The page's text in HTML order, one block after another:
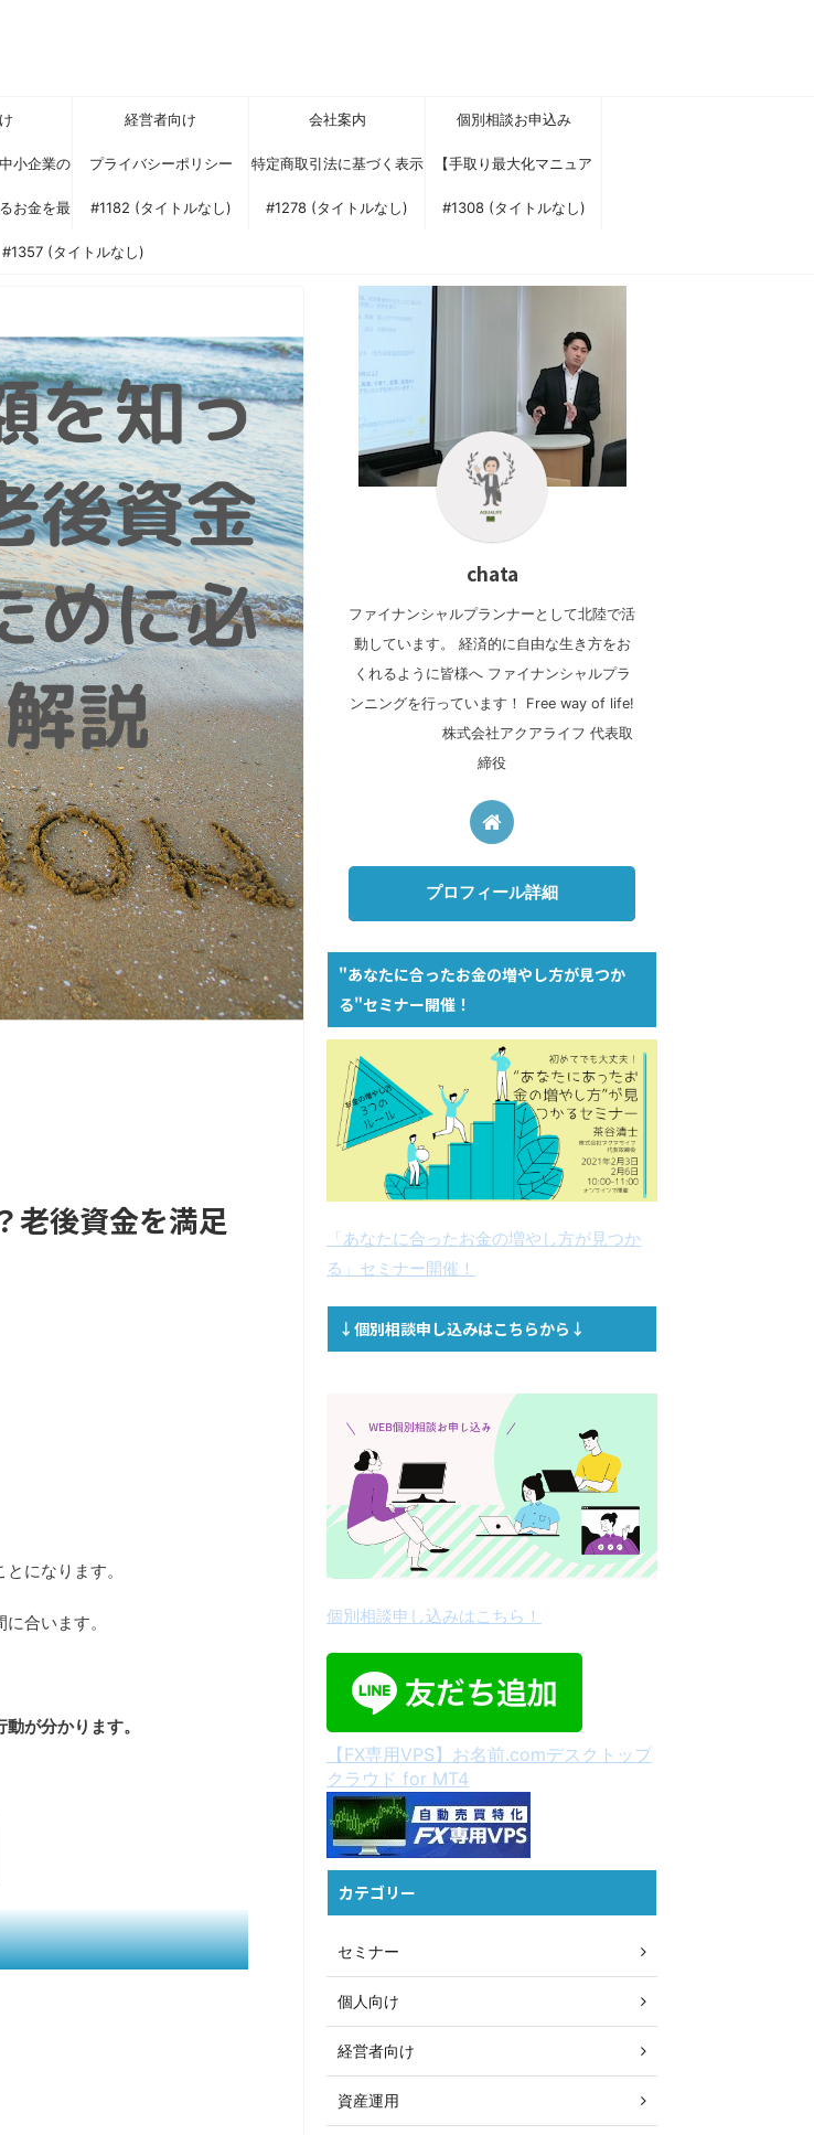
経営者向け 会社案内 個別相談お申込み
小企業の プライバシーポリシー 特定商取引法に基づく表示 【手取り最大化マニュア
ル】に興味をお持ちいただ
お金を最
セミナー
#1182 (タイトルなし) #1278 (タイトルなし) #1308 (タイトルなし)
#1357 (タイトルなし)
老後資金を満足
になります。
合います。
が分かります。
chata
ファイナンシャルプランナーとして北陸で活
動しています。 経済的に自由な生き方をお
くれるように皆様へ ファイナンシャルプラ
ンニングを行っています！ Free way of life!
株式会社アクアライフ 代表取
締役
プロフィール詳細
"あなたに合ったお金の増やし方が見つか
る"セミナー開催！
「あなたに合ったお金の増やし方が見つか
る」セミナー開催！
↓個別相談申し込みはこちらから↓
個別相談申し込みはこちら！
【FX専用VPS】お名前.comデスクトップ
クラウド for MT4
カテゴリー
セミナー
個人向け
経営者向け
資産運用